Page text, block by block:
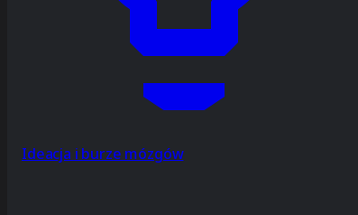
Ideacja i burze mózgów